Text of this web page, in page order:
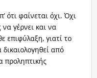
ότι φαίνεται όχι. Όχι
γέρνει και να
επιφύλαξη, γιατί το
από
προληπτικής